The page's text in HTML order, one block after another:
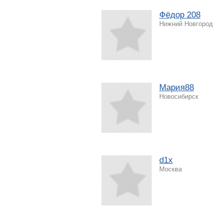
Фёдор 208
Нижний Новгород
Мария88
Новосибирск
d1x
Москва